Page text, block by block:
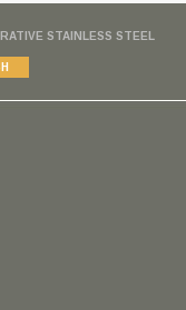
STAINLESS STEEL